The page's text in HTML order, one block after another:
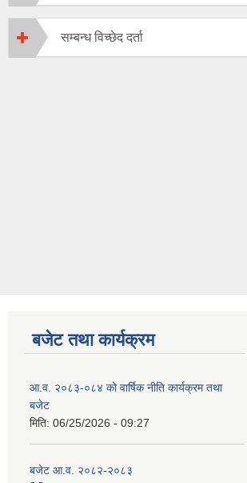
सम्बन्ध विच्छेद दर्ता
बजेट तथा कार्यक्रम
आ.व. २०८३-०८४ को वार्षिक नीति कार्यक्रम तथा
बजेट
मिति: 06/25/2026 - 09:27
बजेट आ.व. २०८२-२०८३